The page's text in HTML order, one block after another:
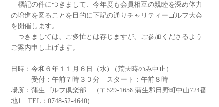
標記の件につきまして、今年度も会員相互の親睦を深め体力
の増進を図ることを目的に下記の通りチャリティーゴルフ大会
を開催します。
つきましては、ご多忙とは存じますが、ご参加くださるよう
ご案内申し上げます。
日時：令和６年１１月６日（水) （荒天時のみ中止）
受付：午前７時３０分 スタート：午前８時
場所：蒲生ゴルフ倶楽部 （〒529-1658 蒲生郡日野町中山724番
地1 TEL：0748-52-4640）